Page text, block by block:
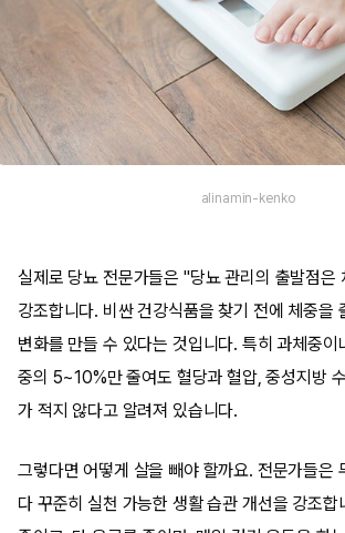
alinamin-kenko
실제로 당뇨 전문가들은 "당뇨 관리의 출발점은
강조합니다. 비싼 건강식품을 찾기 전에 체중을
변화를 만들 수 있다는 것입니다. 특히 과체중이
중의 5~10%만 줄여도 혈당과 혈압, 중성지방
가 적지 않다고 알려져 있습니다.
그렇다면 어떻게 살을 빼야 할까요. 전문가들은
다 꾸준히 실천 가능한 생활 습관 개선을 강조합